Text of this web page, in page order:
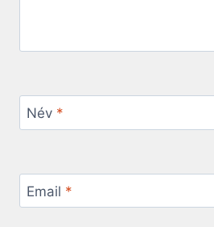
Név *
Email *